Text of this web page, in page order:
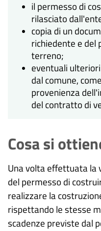
il permesso di
rilasciato
copia di un
richiedente e del
terreno;
eventuali
dal comune,
provenienza
del contratto di
Cosa si
Una volta effettuata la
del permesso di
realizzare la
rispettando le stesse
scadenze previste dal